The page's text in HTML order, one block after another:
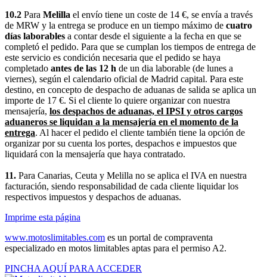
10.2 Para Melilla el envío tiene un coste de 14 €, se envía a través
de MRW y la entrega se produce en un tiempo máximo de cuatro
días laborables a contar desde el siguiente a la fecha en que se
completó el pedido. Para que se cumplan los tiempos de entrega de
este servicio es condición necesaria que el pedido se haya
completado antes de las 12 h de un dia laborable (de lunes a
viernes), según el calendario oficial de Madrid capital. Para este
destino, en concepto de despacho de aduanas de salida se aplica un
importe de 17 €. Si el cliente lo quiere organizar con nuestra
mensajería, los despachos de aduanas, el IPSI y otros cargos
aduaneros se liquidan a la mensajería en el momento de la
entrega. Al hacer el pedido el cliente también tiene la opción de
organizar por su cuenta los portes, despachos e impuestos que
liquidará con la mensajería que haya contratado.
11. Para Canarias, Ceuta y Melilla no se aplica el IVA en nuestra
facturación, siendo responsabilidad de cada cliente liquidar los
respectivos impuestos y despachos de aduanas.
Imprime esta página
www.motoslimitables.com es un portal de compraventa
especializado en motos limitables aptas para el permiso A2.
PINCHA AQUÍ PARA ACCEDER